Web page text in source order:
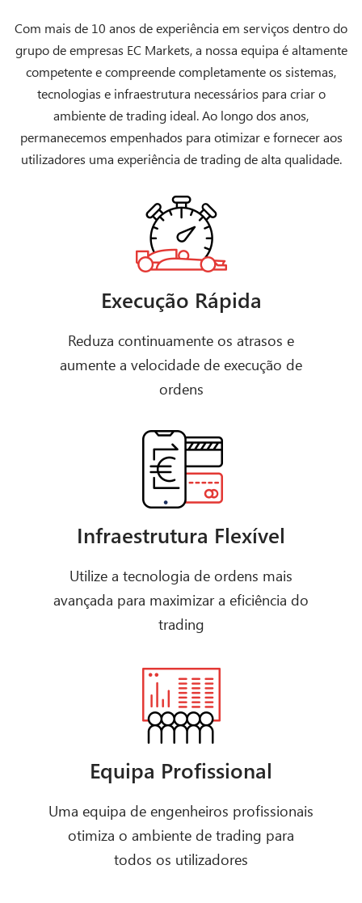
Com mais de 10 anos de experiência em serviços dentro do
grupo de empresas EC Markets, a nossa equipa é altamente
competente e compreende completamente os sistemas,
tecnologias e infraestrutura necessários para criar o
ambiente de trading ideal. Ao longo dos anos,
permanecemos empenhados para otimizar e fornecer aos
utilizadores uma experiência de trading de alta qualidade.
Execução Rápida
Reduza continuamente os atrasos e
aumente a velocidade de execução de
ordens
Infraestrutura Flexível
Utilize a tecnologia de ordens mais
avançada para maximizar a eficiência do
trading
Equipa Profissional
Uma equipa de engenheiros profissionais
otimiza o ambiente de trading para
todos os utilizadores